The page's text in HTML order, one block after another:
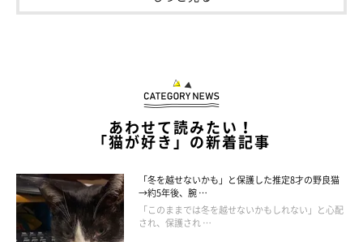
あわせて読みたい！
「猫が好き」の新着記事
「冬を越せないかも」と保護した推定8才の野良猫
→約5年後、腕 …
「このままでは冬を越せないかもしれない」と心配
され、保護され …